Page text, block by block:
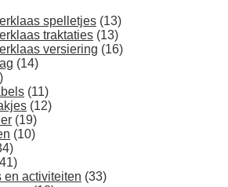
spelletjes (13)
traktaties (13)
versiering (16)
(14)
(11)
(12)
(19)
(10)
en activiteiten (33)